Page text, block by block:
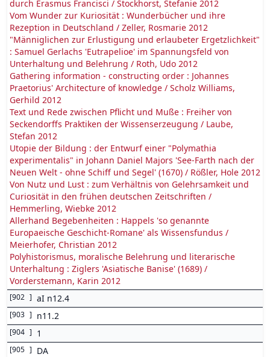
durch Erasmus Francisci / Stockhorst, Stefanie 2012
Vom Wunder zur Kuriosität : Wunderbücher und ihre
Rezeption in Deutschland / Zeller, Rosmarie 2012
"Männiglichen zur Erlustigung und erlaubeter Ergetzlichkeit"
: Samuel Gerlachs 'Eutrapelioe' im Spannungsfeld von
Unterhaltung und Belehrung / Roth, Udo 2012
Gathering information - constructing order : Johannes
Praetorius' Architecture of knowledge / Scholz Williams,
Gerhild 2012
Text und Rede zwischen Pflicht und Muße : Freiher von
Seckendorffs Praktiken der Wissenserzeugung / Laube,
Stefan 2012
Utopie der Bildung : der Entwurf einer "Polymathia
experimentalis" in Johann Daniel Majors 'See-Farth nach der
Neuen Welt - ohne Schiff und Segel' (1670) / Rößler, Hole 2012
Von Nutz und Lust : zum Verhältnis von Gelehrsamkeit und
Curiosität in den frühen deutschen Zeitschriften /
Hemmerling, Wiebke 2012
Allerhand Begebenheiten : Happels 'so genannte
Europaeische Geschicht-Romane' als Wissensfundus /
Meierhofer, Christian 2012
Polyhistorismus, moralische Belehrung und literarische
Unterhaltung : Ziglers 'Asiatische Banise' (1689) /
Vorderstemann, Karin 2012
[902 ] aI n12.4
[903 ] n11.2
[904 ] 1
[905 ] DA